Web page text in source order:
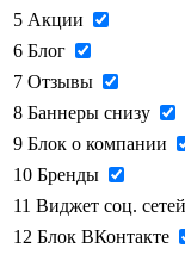
5 Акции
6 Блог
7 Отзывы
8 Баннеры снизу
9 Блок о компании
10 Бренды
11 Виджет соц.
12 Блок ВКонтакте